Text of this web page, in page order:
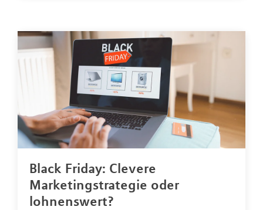
Black Friday: Clevere
Marketingstrategie oder
lohnenswert?